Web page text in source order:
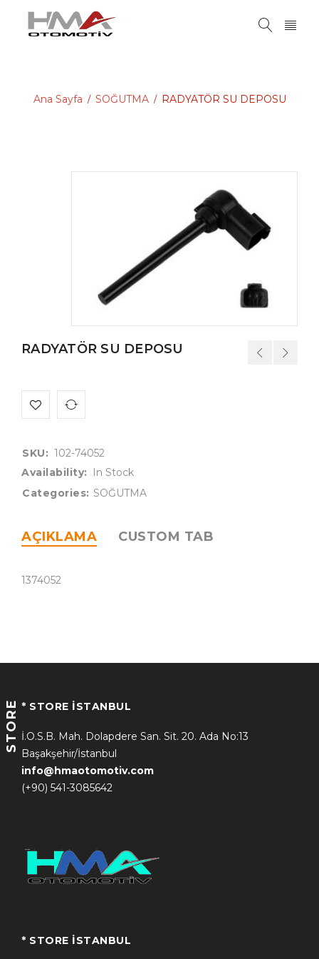
Ana Sayfa / SOĞUTMA / RADYATÖR SU DEPOSU
RADYATÖR SU DEPOSU
SKU: 102-74052
Availability:
In Stock
Categories: SOĞUTMA
AÇIKLAMA CUSTOM TAB
1374052
STORE * STORE İSTANBUL
İ.O.S.B. Mah. Dolapdere San. Sit. 20. Ada No:13
Başakşehir/İstanbul
info@hmaotomotiv.com
(+90) 541-3085642
* STORE İSTANBUL